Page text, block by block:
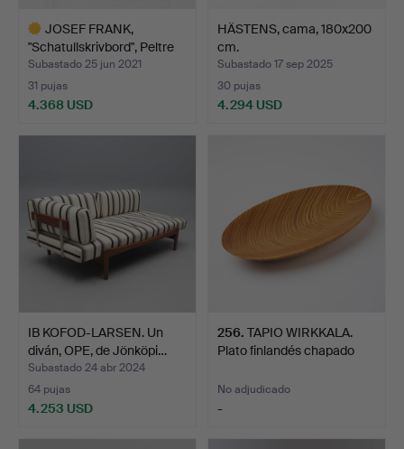
JOSEF FRANK,
"Schatullskrivbord", Peltre
s…
Subastado 25 jun 2021
31 pujas
4.368 USD
HÄSTENS, cama, 180x200
cm.
Subastado 17 sep 2025
30 pujas
4.294 USD
IB KOFOD-LARSEN. Un
diván, OPE, de Jönköpi…
Subastado 24 abr 2024
64 pujas
4.253 USD
256. TAPIO WIRKKALA.
Plato finlandés chapado
No adjudicado
-